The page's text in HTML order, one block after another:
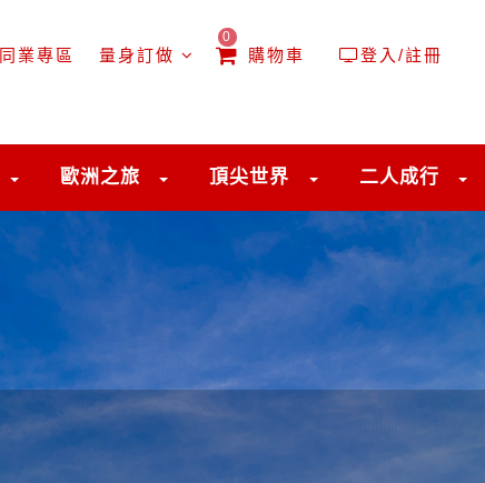
同業專區 量身訂做 購物車
0
登入/註冊
歐洲之旅 頂尖世界 二人成行